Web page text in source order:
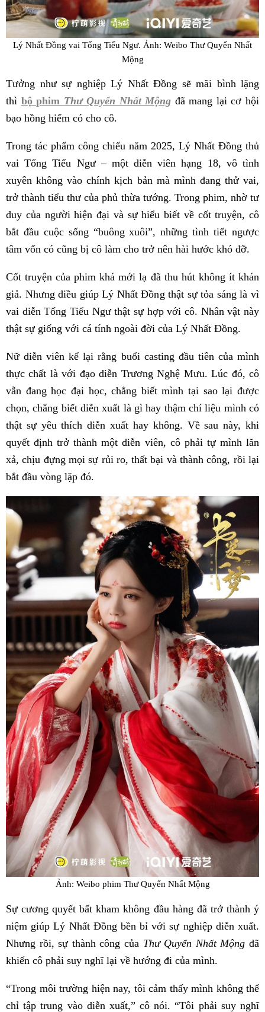
Lý Nhất Đồng vai Tống Tiểu Ngư. Ảnh: Weibo Thư Quyển Nhất
Mộng
Tưởng như sự nghiệp Lý Nhất Đồng sẽ mãi bình lặng
thì bộphim Thư Quyển Nhất Mộng đã mang lại cơ hội
bạo hồng hiếm có cho cô.
Trong tác phẩm công chiếu năm 2025, Lý Nhất Đồng thủ
vai Tống Tiểu Ngư – một diễn viên hạng 18, vô tình
xuyên không vào chính kịch bản mà mình đang thử vai,
trở thành tiểu thư của phủ thừa tướng. Trong phim, nhờ tư
duy của người hiện đại và sự hiểu biết về cốt truyện, cô
bắt đầu cuộc sống “buông xuôi”, những tình tiết ngược
tâm vốn có cũng bị cô làm cho trở nên hài hước khó đỡ.
Cốt truyện của phim khá mới lạ đã thu hút không ít khán
giả. Nhưng điều giúp Lý Nhất Đồng thật sự tỏa sáng là vì
vai diễn Tống Tiểu Ngư thật sự hợp với cô. Nhân vật này
thật sự giống với cá tính ngoài đời của Lý Nhất Đồng.
Nữ diễn viên kể lại rằng buổi casting đầu tiên của mình
thực chất là với đạo diễn Trương Nghệ Mưu. Lúc đó, cô
vẫn đang học đại học, chẳng biết mình tại sao lại được
chọn, chẳng biết diễn xuất là gì hay thậm chí liệu mình có
thật sự yêu thích diễn xuất hay không. Về sau này, khi
quyết định trở thành một diễn viên, cô phải tự mình lăn
xả, chịu đựng mọi sự rủi ro, thất bại và thành công, rồi lại
bắt đầu vòng lặp đó.
Ảnh: Weibo phim Thư Quyển Nhất Mộng
Sự cương quyết bất kham không đầu hàng đã trở thành ý
niệm giúp Lý Nhất Đồng bền bỉ với sự nghiệp diễn xuất.
Nhưng rồi, sự thành công của Thư Quyển Nhất Mộngđã
khiến cô phải suy nghĩ lại về hướng đi của mình.
“Trong môi trường hiện nay, tôi cảm thấy mình không thể
chỉ tập trung vào diễn xuất,” cô nói. “Tôi phải suy nghĩ